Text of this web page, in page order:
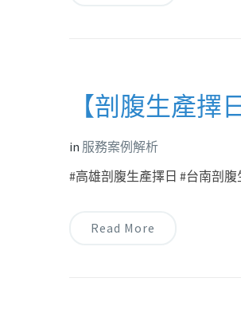
【剖腹生產
in 服務案例解析
#高雄剖腹生產擇日 #台南剖
Read More